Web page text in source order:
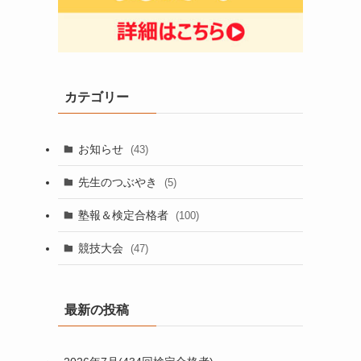
カテゴリー
お知らせ (43)
先生のつぶやき (5)
塾報＆検定合格者 (100)
競技大会 (47)
最新の投稿